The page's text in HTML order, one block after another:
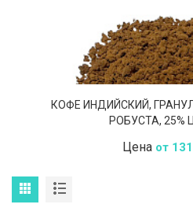
КОФЕ ИНДИЙСКИЙ,
РОБУСТА, 25%
Цена от